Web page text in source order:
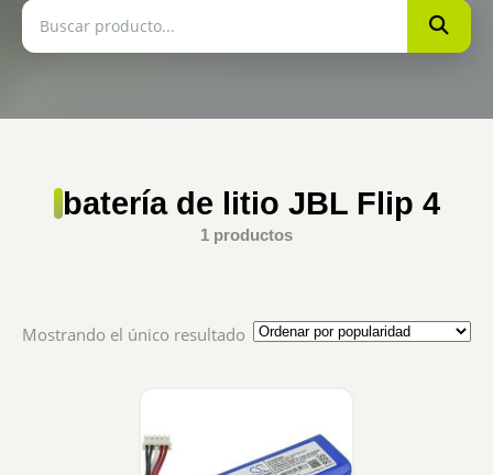
batería de litio JBL Flip 4
1 productos
Mostrando el único resultado